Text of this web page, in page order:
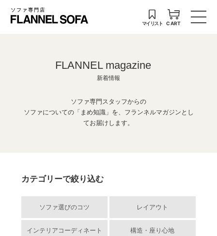
ソファ専門店
マイリスト CART
FLANNEL magazine
新着情報
ソファ専門スタッフからの
ソファについての「まめ知識」を、フランネルマガジンとし
てお届けします。
カテゴリーで絞り込む
ソファ選びのコツ レイアウト
インテリアコーディネート 構造・座り心地